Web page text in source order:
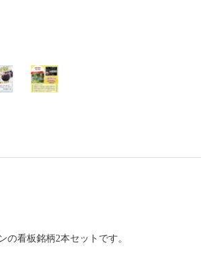
看板銘柄2本セットです。